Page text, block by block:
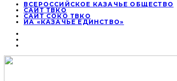
ВСЕРОССИЙСКОЕ КАЗАЧЬЕ ОБЩЕСТВО
САЙТ ТВКО
САЙТ СОКО ТВКО
ИА «КАЗАЧЬЕ ЕДИНСТВО»